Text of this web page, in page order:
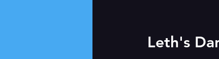
Leth's